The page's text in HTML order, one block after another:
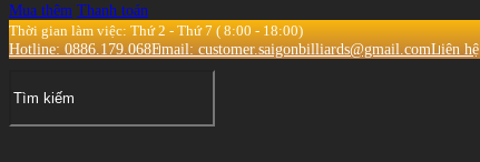
Mua thêm Thanh toán
Thời gian làm việc: Thứ 2 - Thứ 7 ( 8:00 - 18:00)
Hotline: 0886.179.068Email: customer.saigonbilliards@gmail.comLiên hệ